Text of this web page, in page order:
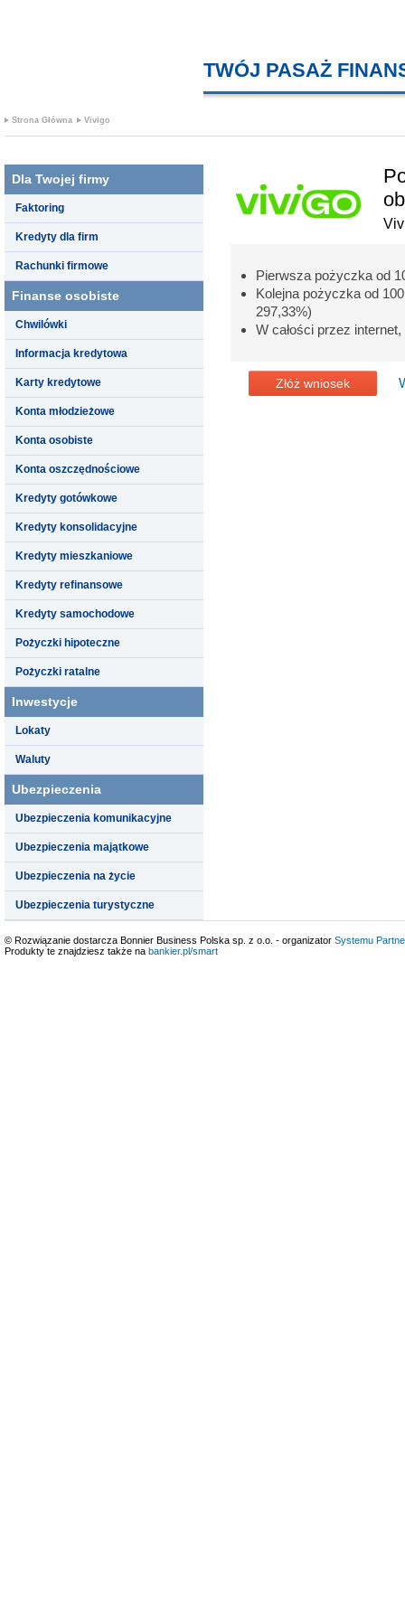
TWÓJ PASAŻ
Strona Główna Vivigo
Dla Twojej firmy
Faktoring
Kredyty dla firm
Rachunki firmowe
Finanse osobiste
Chwilówki
Informacja kredytowa
Karty kredytowe
Konta młodzieżowe
Konta osobiste
Konta oszczędnościowe
Kredyty gotówkowe
Kredyty konsolidacyjne
Kredyty mieszkaniowe
Kredyty refinansowe
Kredyty samochodowe
Pożyczki hipoteczne
Pożyczki ratalne
Inwestycje
Lokaty
Waluty
Ubezpieczenia
Ubezpieczenia komunikacyjne
Ubezpieczenia majątkowe
Ubezpieczenia na życie
Ubezpieczenia turystyczne
Pierwsza pożyczka od
Kolejna pożyczka od
297,33%)
W całości przez
Złóż wniosek
© Rozwiązanie dostarcza Bonnier Business Polska sp. z o.o. - organizator Systemu
Produkty te znajdziesz także na bankier.pl/smart